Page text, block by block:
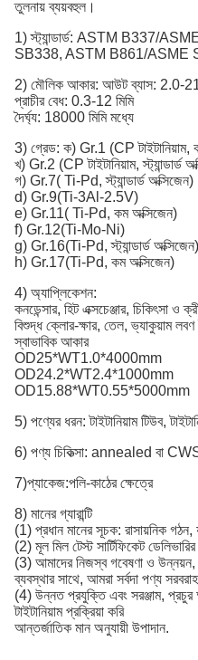
তুলনায় ব্যয়বহুল।
1) স্ট্যান্ডার্ড: ASTM B337/
SB338, ASTM B861/ASME
2) মৌলিক আকার: আউট ব্যাস: 2.0-
প্রাচীর বেধ: 0.3-12 মিমি
দৈর্ঘ্য: 18000 মিমি মধ্যে
3) গ্রেড: ক) Gr.1 (CP টাইটানিয়াম,
খ) Gr.2 (CP টাইটানিয়াম, স্ট্যান্ডার্ড
গ) Gr.7( Ti-Pd, স্ট্যান্ডার্ড অক্সিজেন)
d) Gr.9(Ti-3Al-2.5V)
e) Gr.11( Ti-Pd, কম অক্সিজেন)
f) Gr.12(Ti-Mo-Ni)
g) Gr.16(Ti-Pd, স্ট্যান্ডার্ড অক্সিজেন)
h) Gr.17(Ti-Pd, কম অক্সিজেন)
4) অ্যাপ্লিকেশন:
কনডেন্সার, হিট এক্সচেঞ্জার, চিকিৎসা ও
বিশুদ্ধ ক্লোর-ক্ষার, তেল, ভ্যাকুয়াম লবণ
স্বাভাবিক আকার
OD25*WT1.0*4000mm
OD24.2*WT2.4*1000mm
OD15.88*WT0.55*5000mm
5) পণ্যের ধরন: টাইটানিয়াম টিউব,
6) পণ্য চিকিত্সা: annealed বা
7)প্যাকেজ:পলি-কাঠের ক্ষেত্রে
8) মানের গ্যারান্টি
(1) প্রধান মানের সূচক: রাসায়নিক গঠন,
(2) মূল মিল টেস্ট সার্টিফিকেট
(3) আমাদের নিজস্ব গবেষণা ও উন্নয়ন,
ব্যবস্থার সাথে, আমরা সর্বদা পণ্য
(4) উন্নত প্রযুক্তি এবং সরঞ্জাম, প্রচুর
টাইটানিয়াম প্রক্রিয়া করি
আন্তর্জাতিক মান অনুযায়ী উপাদান.